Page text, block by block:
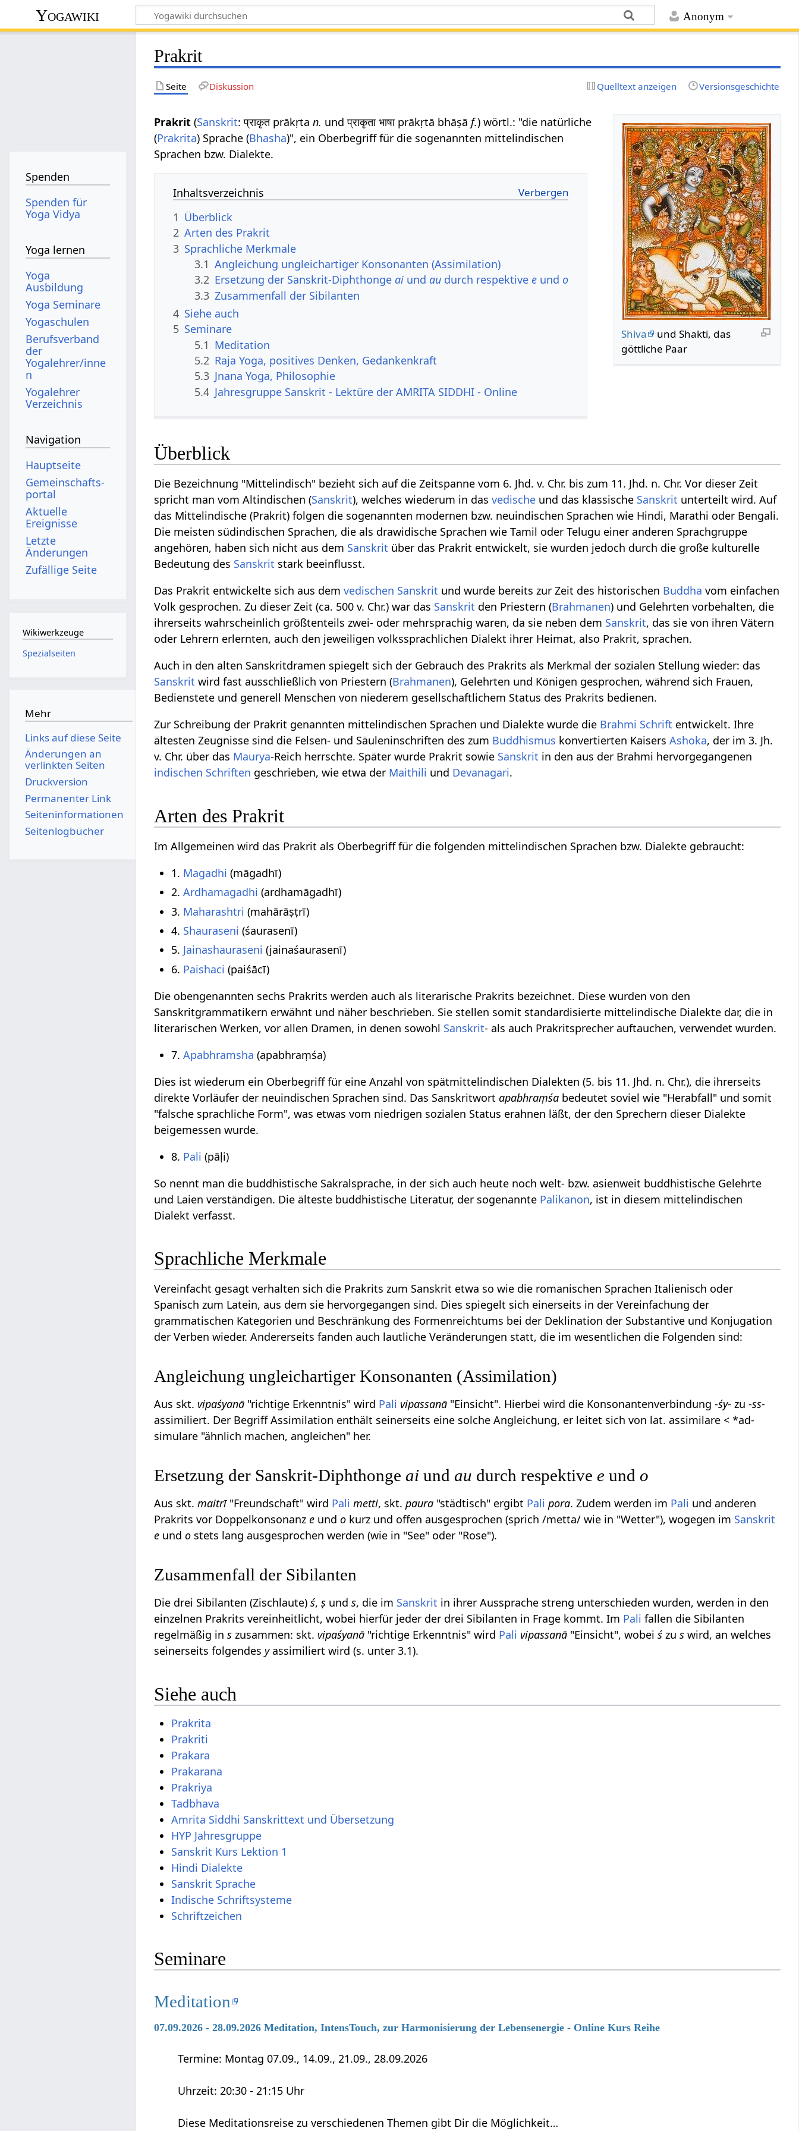
Anonym
Yogawiki
Prakrit
Seite Diskussion Quelltext anzeigen Versionsgeschichte
Shiva
und Shakti, das
göttliche Paar
Prakrit (Sanskrit: प्राकृत prākṛtan. und प्राकृता भाषा prākṛtā bhāṣā f.) wörtl.: "die natürliche
(Prakrita) Sprache (Bhasha)", ein Oberbegriff für die sogenannten mittelindischen
Sprachen bzw. Dialekte.
Inhaltsverzeichnis
1 Überblick
2 Arten des Prakrit
3 Sprachliche Merkmale
3.1 Angleichung ungleichartiger Konsonanten (Assimilation)
3.2 Ersetzung der Sanskrit-Diphthongeai undau durch respektive e und o
3.3 Zusammenfall der Sibilanten
4 Siehe auch
5 Seminare
5.1 Meditation
5.2 Raja Yoga, positives Denken, Gedankenkraft
5.3 Jnana Yoga, Philosophie
5.4 Jahresgruppe Sanskrit - Lektüre der AMRITA SIDDHI - Online
Überblick
Die Bezeichnung "Mittelindisch" bezieht sich auf die Zeitspanne vom 6. Jhd. v. Chr. bis zum 11. Jhd. n. Chr. Vor dieser Zeit
spricht man vom Altindischen (Sanskrit), welches wiederum in dasvedische und das klassische Sanskrit unterteilt wird. Auf
das Mittelindische (Prakrit) folgen die sogenannten modernen bzw. neuindischen Sprachen wie Hindi, Marathi oder Bengali.
Die meisten südindischen Sprachen, die als drawidische Sprachen wie Tamil oder Telugu einer anderen Sprachgruppe
angehören, haben sich nicht aus dem Sanskrit über das Prakrit entwickelt, sie wurden jedoch durch die große kulturelle
Bedeutung des Sanskrit stark beeinflusst.
Das Prakrit entwickelte sich aus demvedischen Sanskrit und wurde bereits zur Zeit des historischen Buddha vom einfachen
Volk gesprochen. Zu dieser Zeit (ca. 500 v. Chr.) war das Sanskrit den Priestern (Brahmanen) und Gelehrten vorbehalten, die
ihrerseits wahrscheinlich größtenteils zwei- oder mehrsprachig waren, da sie neben dem Sanskrit, das sie von ihren Vätern
oder Lehrern erlernten, auch den jeweiligen volkssprachlichen Dialekt ihrer Heimat, also Prakrit, sprachen.
Auch in den alten Sanskritdramen spiegelt sich der Gebrauch des Prakrits als Merkmal der sozialen Stellung wieder: das
Sanskrit wird fast ausschließlich von Priestern (Brahmanen), Gelehrten und Königen gesprochen, während sich Frauen,
Bedienstete und generell Menschen von niederem gesellschaftlichem Status des Prakrits bedienen.
Zur Schreibung der Prakrit genannten mittelindischen Sprachen und Dialekte wurde die Brahmi Schrift entwickelt. Ihre
ältesten Zeugnisse sind die Felsen- und Säuleninschriften des zum Buddhismus konvertierten KaisersAshoka, der im 3. Jh.
v. Chr. über das Maurya-Reich herrschte. Später wurde Prakrit sowie Sanskrit in den aus der Brahmi hervorgegangenen
indischen Schriften geschrieben, wie etwa der Maithili und Devanagari.
Arten des Prakrit
Im Allgemeinen wird das Prakrit als Oberbegriff für die folgenden mittelindischen Sprachen bzw. Dialekte gebraucht:
1. Magadhi (māgadhī)
2.Ardhamagadhi (ardhamāgadhī)
3. Maharashtri (mahārāṣṭrī)
4. Shauraseni (śaurasenī)
5. Jainashauraseni (jainaśaurasenī)
6. Paishaci (paiśācī)
Die obengenannten sechs Prakrits werden auch als literarische Prakrits bezeichnet. Diese wurden von den
Sanskritgrammatikern erwähnt und näher beschrieben. Sie stellen somit standardisierte mittelindische Dialekte dar, die in
literarischen Werken, vor allen Dramen, in denen sowohl Sanskrit- als auch Prakritsprecher auftauchen, verwendet wurden.
7.Apabhramsha (apabhraṃśa)
Dies ist wiederum ein Oberbegriff für eine Anzahl von spätmittelindischen Dialekten (5. bis 11. Jhd. n. Chr.), die ihrerseits
direkte Vorläufer der neuindischen Sprachen sind. Das Sanskritwortapabhraṃśa bedeutet soviel wie "Herabfall" und somit
"falsche sprachliche Form", was etwas vom niedrigen sozialen Status erahnen läßt, der den Sprechern dieser Dialekte
beigemessen wurde.
8. Pali (pāḷi)
So nennt man die buddhistische Sakralsprache, in der sich auch heute noch welt- bzw. asienweit buddhistische Gelehrte
und Laien verständigen. Die älteste buddhistische Literatur, der sogenannte Palikanon, ist in diesem mittelindischen
Dialekt verfasst.
Sprachliche Merkmale
Vereinfacht gesagt verhalten sich die Prakrits zum Sanskrit etwa so wie die romanischen Sprachen Italienisch oder
Spanisch zum Latein, aus dem sie hervorgegangen sind. Dies spiegelt sich einerseits in der Vereinfachung der
grammatischen Kategorien und Beschränkung des Formenreichtums bei der Deklination der Substantive und Konjugation
der Verben wieder. Andererseits fanden auch lautliche Veränderungen statt, die im wesentlichen die Folgenden sind:
Angleichung ungleichartiger Konsonanten (Assimilation)
Aus skt. vipaśyanā "richtige Erkenntnis" wird Pali vipassanā "Einsicht". Hierbei wird die Konsonantenverbindung -śy- zu -ss-
assimiliert. Der Begriff Assimilation enthält seinerseits eine solche Angleichung, er leitet sich von lat. assimilare < *ad-
simulare "ähnlich machen, angleichen" her.
Ersetzung der Sanskrit-Diphthongeai undau durch respektive e undo
Aus skt.maitrī"Freundschaft" wird Pali metti, skt.paura "städtisch" ergibt Pali pora. Zudem werden im Pali und anderen
Prakrits vor Doppelkonsonanze undo kurz und offen ausgesprochen (sprich /metta/ wie in "Wetter"), wogegen im Sanskrit
e undo stets lang ausgesprochen werden (wie in "See" oder "Rose").
Zusammenfall der Sibilanten
Die drei Sibilanten (Zischlaute)ś,ṣ unds, die im Sanskrit in ihrer Aussprache streng unterschieden wurden, werden in den
einzelnen Prakrits vereinheitlicht, wobei hierfür jeder der drei Sibilanten in Frage kommt. Im Pali fallen die Sibilanten
regelmäßig ins zusammen: skt. vipaśyanā "richtige Erkenntnis" wird Pali vipassanā "Einsicht", wobeiś zus wird, an welches
seinerseits folgendes yassimiliert wird (s. unter 3.1).
Siehe auch
Prakrita
Prakriti
Prakara
Prakarana
Prakriya
Tadbhava
Amrita Siddhi Sanskrittext und Übersetzung
HYP Jahresgruppe
Sanskrit Kurs Lektion 1
Hindi Dialekte
Sanskrit Sprache
Indische Schriftsysteme
Schriftzeichen
Seminare
Meditation
07.09.2026 - 28.09.2026 Meditation, IntensTouch, zur Harmonisierung der Lebensenergie - Online Kurs Reihe
Termine: Montag 07.09., 14.09., 21.09., 28.09.2026
Uhrzeit: 20:30 - 21:15 Uhr
Diese Meditationsreise zu verschiedenen Themen gibt Dir die Möglichkeit…
Spenden
Spenden für
Yoga Vidya
Yoga lernen
Yoga
Ausbildung
Yoga Seminare
Yogaschulen
Berufsverband
der
Yogalehrer/inne
n
Yogalehrer
Verzeichnis
Navigation
Hauptseite
Gemeinschafts­
portal
Aktuelle
Ereignisse
Letzte
Änderungen
Zufällige Seite
Wikiwerkzeuge
Spezialseiten
Mehr
Links auf diese Seite
Änderungen an
verlinkten Seiten
Druckversion
Permanenter Link
Seiten­­informationen
Seitenlogbücher